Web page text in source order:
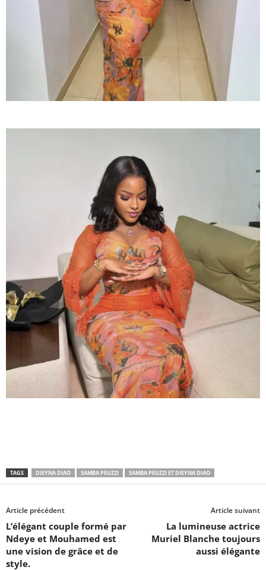
TAGS DIEYNA DIAO SAMBA PEUZZI SAMBA PEUZZI ET DIEYNA DIAO
Article précédent
L’élégant couple formé par
Ndeye et Mouhamed est
une vision de grâce et de
style.
Article suivant
La lumineuse actrice
Muriel Blanche toujours
aussi élégante